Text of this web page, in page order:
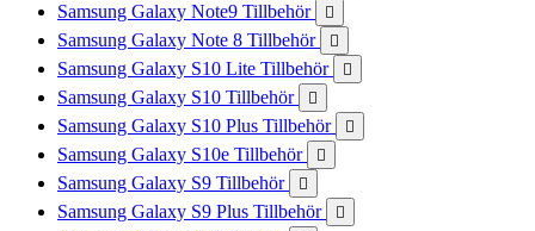
Samsung Galaxy Note9 Tillbehör 
Samsung Galaxy Note 8 Tillbehör 
Samsung Galaxy S10 Lite Tillbehör 
Samsung Galaxy S10 Tillbehör 
Samsung Galaxy S10 Plus Tillbehör 
Samsung Galaxy S10e Tillbehör 
Samsung Galaxy S9 Tillbehör 
Samsung Galaxy S9 Plus Tillbehör 